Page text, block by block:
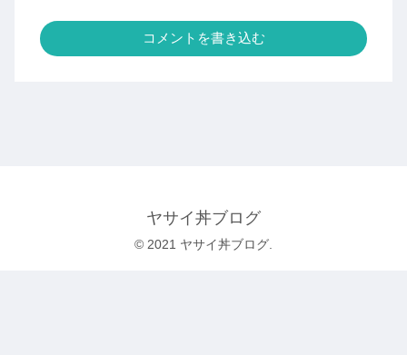
コメントを書き込む
ヤサイ丼ブログ
© 2021 ヤサイ丼ブログ.